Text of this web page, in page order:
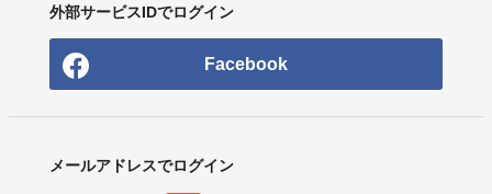
外部サービスIDでログイン
Facebook
メールアドレスでログイン